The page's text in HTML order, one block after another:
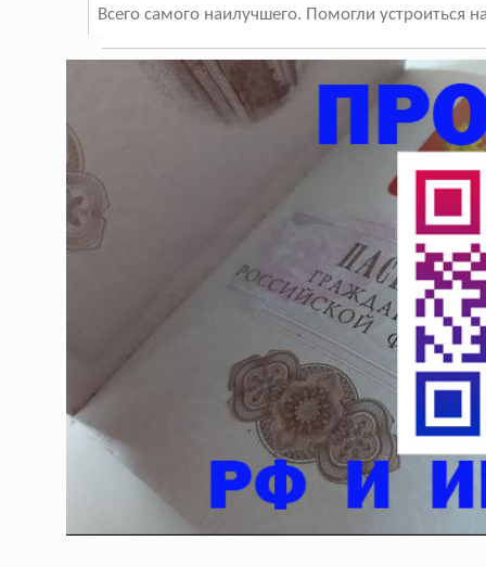
Всего самого наилучшего. Помогли устроиться